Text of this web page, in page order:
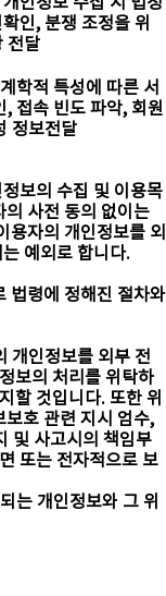
인, 분쟁 조정을 위
전달
학적 특성에 따른 서
, 접속 빈도 파악, 회원
정보전달
보의 수집 및 이용목
사전 동의 없이는
용자의 개인정보를 외
예외로 합니다.
법령에 정해진 절차와
개인정보를 외부 전
보의 처리를 위탁하
할 것입니다. 또한 위
보호 관련 지시 엄수,
및 사고시의 책임부
또는 전자적으로 보
는 개인정보와 그 위